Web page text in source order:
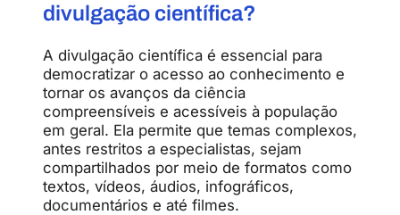
divulgação científica?
A divulgação científica é essencial para
democratizar o acesso ao conhecimento e
tornar os avanços da ciência
compreensíveis e acessíveis à população
em geral. Ela permite que temas complexos,
antes restritos a especialistas, sejam
compartilhados por meio de formatos como
textos, vídeos, áudios, infográficos,
documentários e até filmes.